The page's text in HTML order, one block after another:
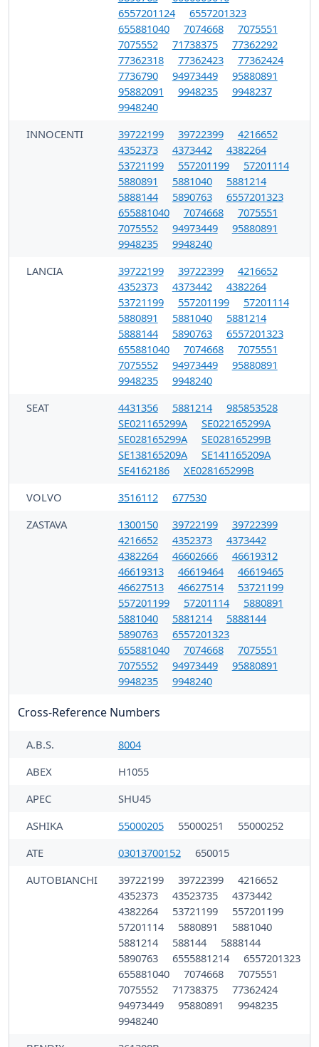
6557201124
6557201323
655881040
7074668
7075551
7075552
71738375
77362292
77362318
77362423
77362424
7736790
94973449
95880891
95882091
9948235
9948237
9948240
INNOCENTI
39722199 39722399
4216652
4352373
4373442
4382264
53721199
557201199
57201114
5880891
5881040
5881214
5888144
5890763
6557201323
655881040
7074668
7075551
7075552
94973449
95880891
9948235
9948240
LANCIA
39722199 39722399
4216652
4352373
4373442
4382264
53721199
557201199
57201114
5880891
5881040
5881214
5888144
5890763
6557201323
655881040
7074668
7075551
7075552
94973449
95880891
9948235
9948240
SEAT
4431356 5881214
985853528
SE021165299A
SE022165299A
SE028165299A
SE028165299B
SE138165209A
SE141165209A
SE4162186
XE028165299B
VOLVO
3516112
677530
ZASTAVA
1300150 39722199
39722399
4216652
4352373
4373442
4382264
46602666
46619312
46619313
46619464
46619465
46627513
46627514
53721199
557201199
57201114
5880891
5881040
5881214
5888144
5890763
6557201323
655881040
7074668
7075551
7075552
94973449
95880891
9948235
9948240
Cross-Reference Numbers
A.B.S.
8004
ABEX
H1055
APEC
SHU45
ASHIKA
55000205 55000251
55000252
ATE
03013700152
650015
AUTOBIANCHI
39722199 39722399
4216652
4352373
43523735
4373442
4382264
53721199
557201199
57201114
5880891
5881040
5881214
588144
5888144
5890763
6555881214
6557201323
655881040
7074668
7075551
7075552
71738375
77362424
94973449
95880891
9948235
9948240